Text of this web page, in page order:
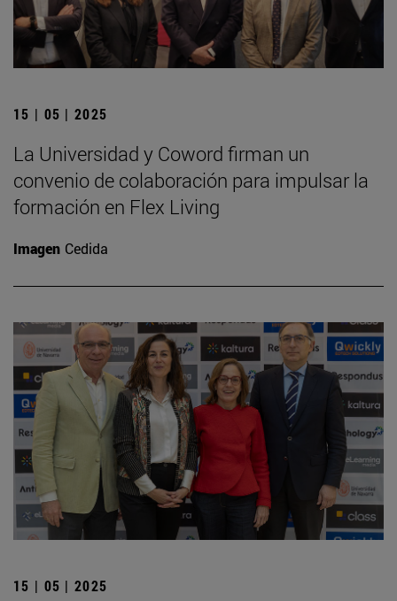
15 | 05 | 2025
La Universidad y Coword firman un
convenio de colaboración para impulsar la
formación en Flex Living
Imagen Cedida
15 | 05 | 2025